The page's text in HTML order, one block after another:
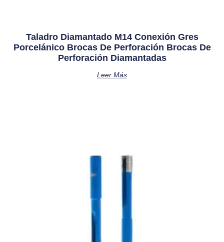
Taladro Diamantado M14 Conexión Gres
Porcelánico Brocas De Perforación Brocas De
Perforación Diamantadas
Leer Más